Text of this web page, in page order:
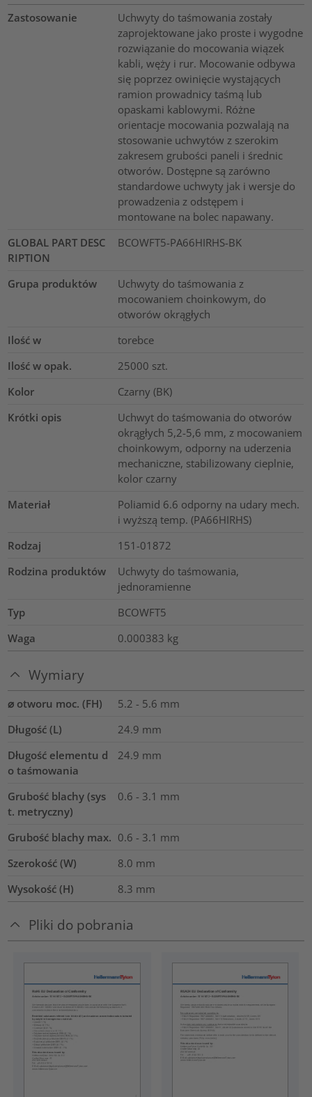
Zastosowanie
Uchwyty do taśmowania zostały
zaprojektowane jako proste i wygodne
rozwiązanie do mocowania wiązek
kabli, węży i rur. Mocowanie odbywa
się poprzez owinięcie wystających
ramion prowadnicy taśmą lub
opaskami kablowymi. Różne
orientacje mocowania pozwalają na
stosowanie uchwytów z szerokim
zakresem grubości paneli i średnic
otworów. Dostępne są zarówno
standardowe uchwyty jak i wersje do
prowadzenia z odstępem i
montowane na bolec napawany.
GLOBAL PART DESC
RIPTION
BCOWFT5-PA66HIRHS-BK
Grupa produktów
Uchwyty do taśmowania z
mocowaniem choinkowym, do
otworów okrągłych
Ilość w
torebce
Ilość w opak.
25000 szt.
Kolor
Czarny (BK)
Krótki opis
Uchwyt do taśmowania do otworów
okrągłych 5,2-5,6 mm, z mocowaniem
choinkowym, odporny na uderzenia
mechaniczne, stabilizowany cieplnie,
kolor czarny
Materiał
Poliamid 6.6 odporny na udary mech.
i wyższą temp. (PA66HIRHS)
Rodzaj
151-01872
Rodzina produktów
Uchwyty do taśmowania,
jednoramienne
Typ
BCOWFT5
Waga
0.000383 kg
Wymiary
⌀ otworu moc. (FH)
5.2 - 5.6 mm
Długość (L)
24.9 mm
Długość elementu d
o taśmowania
24.9 mm
Grubość blachy (sys
t. metryczny)
0.6 - 3.1 mm
Grubość blachy max. 0.6 - 3.1 mm
Szerokość (W)
8.0 mm
Wysokość (H)
8.3 mm
Pliki do pobrania